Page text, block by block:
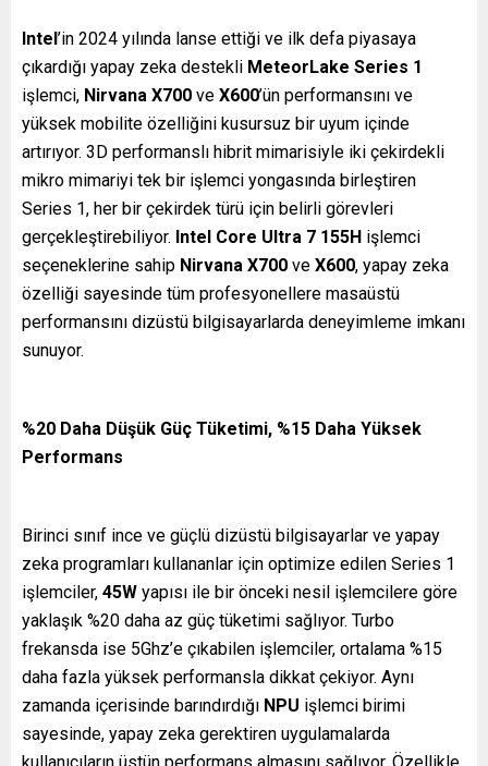
Intel’in 2024 yılında lanse ettiği ve ilk defa piyasaya
çıkardığı yapay zeka destekli MeteorLake Series 1
işlemci, Nirvana X700 ve X600’ün performansını ve
yüksek mobilite özelliğini kusursuz bir uyum içinde
artırıyor. 3D performanslı hibrit mimarisiyle iki çekirdekli
mikro mimariyi tek bir işlemci yongasında birleştiren
Series 1, her bir çekirdek türü için belirli görevleri
gerçekleştirebiliyor. Intel Core Ultra 7 155H işlemci
seçeneklerine sahip Nirvana X700 ve X600, yapay zeka
özelliği sayesinde tüm profesyonellere masaüstü
performansını dizüstü bilgisayarlarda deneyimleme imkanı
sunuyor.
%20 Daha Düşük Güç Tüketimi, %15 Daha Yüksek
Performans
Birinci sınıf ince ve güçlü dizüstü bilgisayarlar ve yapay
zeka programları kullananlar için optimize edilen Series 1
işlemciler, 45W yapısı ile bir önceki nesil işlemcilere göre
yaklaşık %20 daha az güç tüketimi sağlıyor. Turbo
frekansda ise 5Ghz’e çıkabilen işlemciler, ortalama %15
daha fazla yüksek performansla dikkat çekiyor. Aynı
zamanda içerisinde barındırdığı NPU işlemci birimi
sayesinde, yapay zeka gerektiren uygulamalarda
kullanıcıların üstün performans almasını sağlıyor. Özellikle